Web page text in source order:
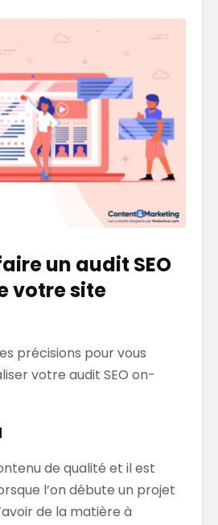
un audit SEO
votre site
précisions pour vous
votre audit SEO on-
de qualité et il est
l’on débute un projet
de la matière à